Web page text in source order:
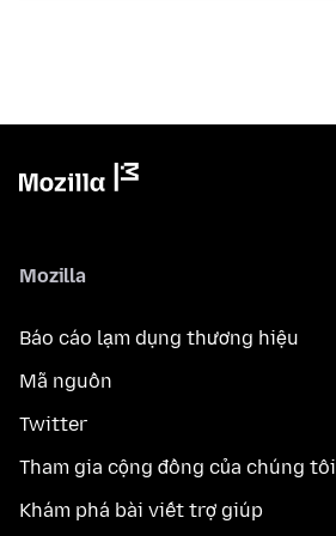
Mozilla
Báo cáo lạm dụng thương hiệu
Mã nguồn
Twitter
Tham gia cộng đồng của chúng tôi
Khám phá bài viết trợ giúp